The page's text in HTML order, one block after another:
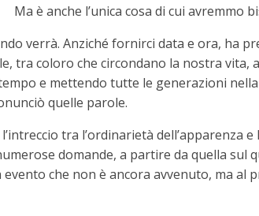
Ma è anche l’unica cosa di cui avremmo
verrà. Anziché fornirci data e ora, ha
tra coloro che circondano la nostra
e mettendo tutte le generazioni
quelle parole.
tra l’ordinarietà
domande, a partire da quella sul
che non è ancora avvenuto, ma al